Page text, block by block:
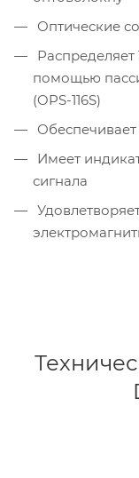
Оптические
Распределяет
помощью
(OPS-116S)
Имеет
сигнала